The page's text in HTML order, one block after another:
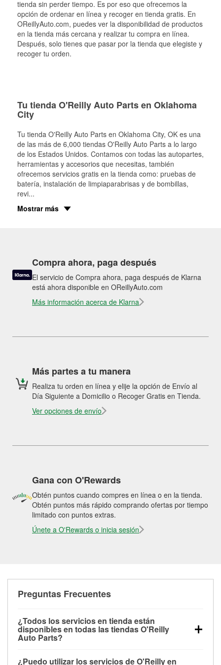
tienda sin perder tiempo. Es por eso que ofrecemos la
opción de ordenar en línea y recoger en tienda gratis. En
OReillyAuto.com, puedes ver la disponibilidad de productos
en la tienda más cercana y realizar tu compra en línea.
Después, solo tienes que pasar por la tienda que elegiste y
recoger tu orden.
Tu tienda O'Reilly Auto Parts en Oklahoma
City
Tu tienda O'Reilly Auto Parts en Oklahoma City, OK es una
de las más de 6,000 tiendas O'Reilly Auto Parts a lo largo
de los Estados Unidos. Contamos con todas las autopartes,
herramientas y accesorios que necesitas, también
ofrecemos servicios gratis en la tienda como: pruebas de
batería, instalación de limpiaparabrisas y de bombillas,
revi...
Mostrar más
Compra ahora, paga después
El servicio de Compra ahora, paga después de Klarna
está ahora disponible en OReillyAuto.com
Más información acerca de Klarna
Más partes a tu manera
Realiza tu orden en línea y elije la opción de Envío al
Día Siguiente a Domicilio o Recoger Gratis en Tienda.
Ver opciones de envío
Gana con O'Rewards
Obtén puntos cuando compres en línea o en la tienda.
Obtén puntos más rápido comprando ofertas por tiempo
limitado con puntos extras.
Únete a O'Rewards o inicia sesión
Preguntas Frecuentes
¿Todos los servicios en tienda están
disponibles en todas las tiendas O'Reilly
Auto Parts?
¿Puedo utilizar los servicios de O'Reilly en